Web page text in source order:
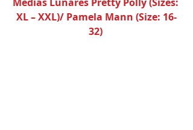
XL – XXL)/ Pamela Mann (Size: 16-
32)